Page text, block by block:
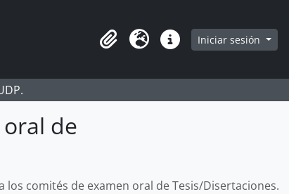
Portapapeles
Idioma Enlaces rápidos
Iniciar sesión
de
los comités de examen oral de Tesis/Disertaciones.